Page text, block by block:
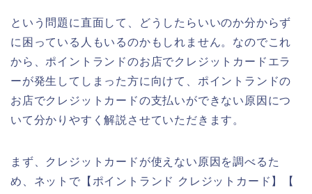
という問題に直面して、どうしたらいいのか分からず
に困っている人もいるのかもしれません。なのでこれ
から、ポイントランドのお店でクレジットカードエラ
ーが発生してしまった方に向けて、ポイントランドの
お店でクレジットカードの支払いができない原因につ
いて分かりやすく解説させていただきます。
まず、クレジットカードが使えない原因を調べるた
め、ネットで【ポイントランド クレジットカード】【